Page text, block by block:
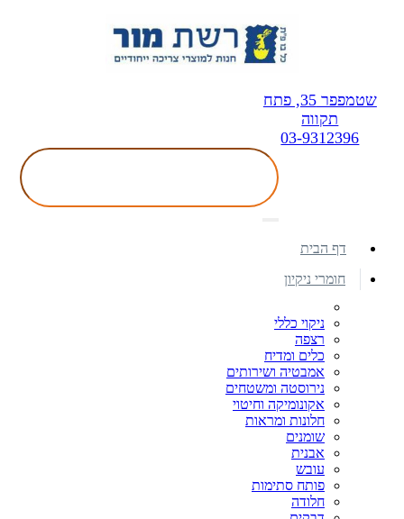
שטמפפר 35, פתח
תקווה
03-9312396
דף הבית
חומרי ניקיון
ניקוי כללי
רצפה
כלים ומדיח
אמבטיה ושירותים
נירוסטה ומשטחים
אקונומיקה וחיטוי
חלונות ומראות
שומנים
אבנית
עובש
פותח סתימות
חלודה